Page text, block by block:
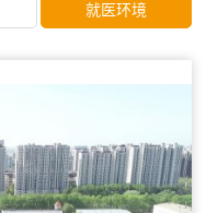
就医环境